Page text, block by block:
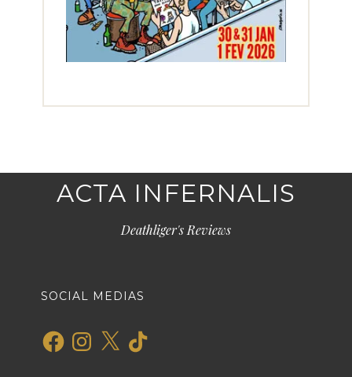
ACTA INFERNALIS
Deathliger's Reviews
SOCIAL MEDIAS
FacebookInstagram
X TikTok